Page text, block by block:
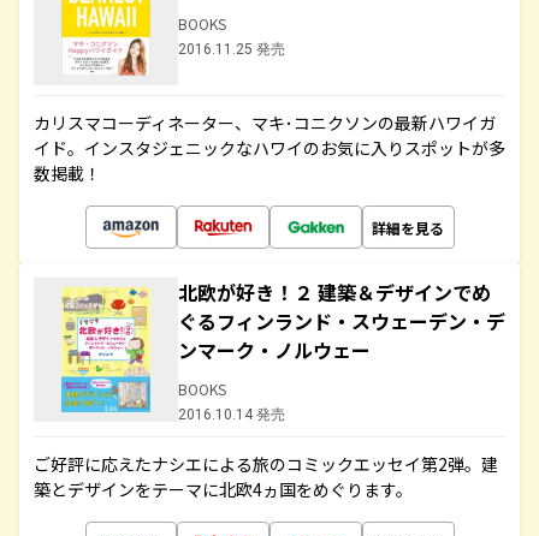
BOOKS
2016.11.25 発売
カリスマコーディネーター、マキ･コニクソンの最新ハワイガ
イド。インスタジェニックなハワイのお気に入りスポットが多
数掲載！
詳細を見る
北欧が好き！２ 建築＆デザインでめ
ぐるフィンランド・スウェーデン・デ
ンマーク・ノルウェー
BOOKS
2016.10.14 発売
ご好評に応えたナシエによる旅のコミックエッセイ第2弾。建
築とデザインをテーマに北欧4ヵ国をめぐります。